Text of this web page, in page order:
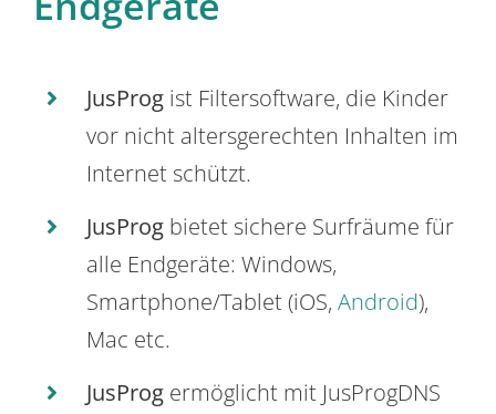
JusProg ist Filtersoftware, die Kinder
vor nicht altersgerechten Inhalten im
Internet schützt.
JusProg bietet sichere Surfräume für
alle Endgeräte: Windows,
Smartphone/Tablet (iOS, Android),
Mac etc.
JusProg ermöglicht mit JusProgDNS